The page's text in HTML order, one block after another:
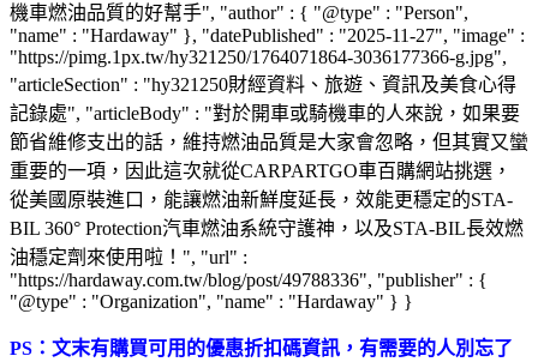
機車燃油品質的好幫手", "author" : { "@type" : "Person",
"name" : "Hardaway" }, "datePublished" : "2025-11-27", "image" :
"https://pimg.1px.tw/hy321250/1764071864-3036177366-g.jpg",
"articleSection" : "hy321250財經資料、旅遊、資訊及美食心得
記錄處", "articleBody" : "對於開車或騎機車的人來說，如果要
節省維修支出的話，維持燃油品質是大家會忽略，但其實又蠻
重要的一項，因此這次就從CARPARTGO車百購網站挑選，
從美國原裝進口，能讓燃油新鮮度延長，效能更穩定的STA-
BIL 360° Protection汽車燃油系統守護神，以及STA-BIL長效燃
油穩定劑來使用啦！", "url" :
"https://hardaway.com.tw/blog/post/49788336", "publisher" : {
"@type" : "Organization", "name" : "Hardaway" } }
PS：文末有購買可用的優惠折扣碼資訊，有需要的人別忘了